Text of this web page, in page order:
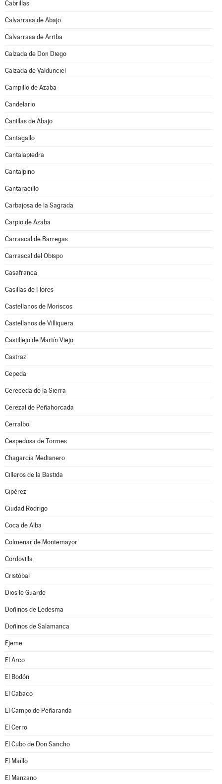
Cabrillas
Calvarrasa de Abajo
Calvarrasa de Arriba
Calzada de Don Diego
Calzada de Valdunciel
Campillo de Azaba
Candelario
Canillas de Abajo
Cantagallo
Cantalapiedra
Cantalpino
Cantaracillo
Carbajosa de la Sagrada
Carpio de Azaba
Carrascal de Barregas
Carrascal del Obispo
Casafranca
Casillas de Flores
Castellanos de Moriscos
Castellanos de Villiquera
Castillejo de Martín Viejo
Castraz
Cepeda
Cereceda de la Sierra
Cerezal de Peñahorcada
Cerralbo
Cespedosa de Tormes
Chagarcía Medianero
Cilleros de la Bastida
Cipérez
Ciudad Rodrigo
Coca de Alba
Colmenar de Montemayor
Cordovilla
Cristóbal
Dios le Guarde
Doñinos de Ledesma
Doñinos de Salamanca
Ejeme
El Arco
El Bodón
El Cabaco
El Campo de Peñaranda
El Cerro
El Cubo de Don Sancho
El Maíllo
El Manzano